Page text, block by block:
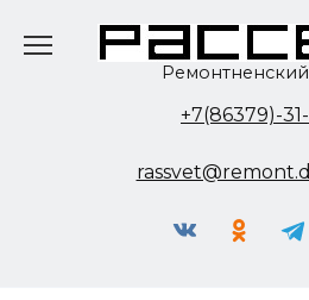
+7(86379)-